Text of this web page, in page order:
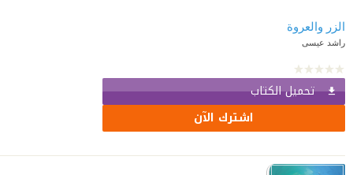
الزر والعروة
راشد عيسى
تحميل الكتاب
اشترك الآن